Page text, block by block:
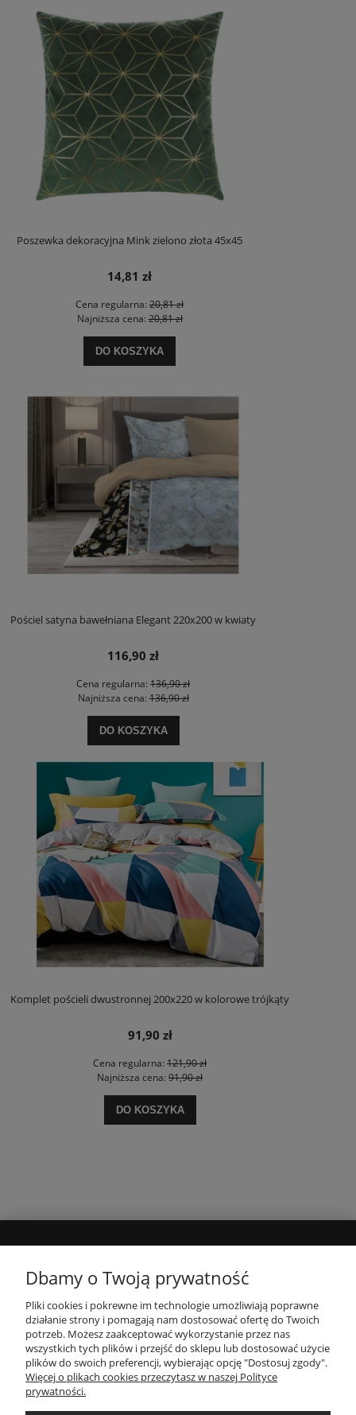
Poszewka dekoracyjna Mink zielono złota 45x45
14,81 zł
Cena regularna: 20,81 zł
Najniższa cena:20,81 zł
DO KOSZYKA
Pościel satyna bawełniana Elegant 220x200 w kwiaty
116,90 zł
Cena regularna: 136,90 zł
Najniższa cena:136,90 zł
DO KOSZYKA
Komplet pościeli dwustronnej 200x220 w kolorowe trójkąty
91,90 zł
Cena regularna: 121,90 zł
Najniższa cena: 91,90 zł
DO KOSZYKA
INFORMACJE
PŁATNOŚCI I DOSTAWA
O NAS
Dbamy o Twoją prywatność
Pliki cookies i pokrewne im technologie umożliwiają poprawne
działanie strony i pomagają nam dostosować ofertę do Twoich
potrzeb. Możesz zaakceptować wykorzystanie przez nas
wszystkich tych plików i przejść do sklepu lub dostosować użycie
plików do swoich preferencji, wybierając opcję "Dostosuj zgody".
Więcej o plikach cookies przeczytasz w naszej Polityce
prywatności.